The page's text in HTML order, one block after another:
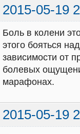
2015-05-19
Боль в колени
этого бояться
зависимости от
болевых
марафонах.
2015-05-19